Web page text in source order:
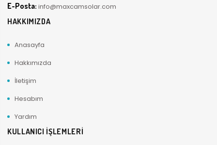
E-Posta: info@maxcamsolar.com
HAKKIMIZDA
Anasayfa
Hakkımızda
İletişim
Hesabım
Yardım
KULLANICI İŞLEMLERİ